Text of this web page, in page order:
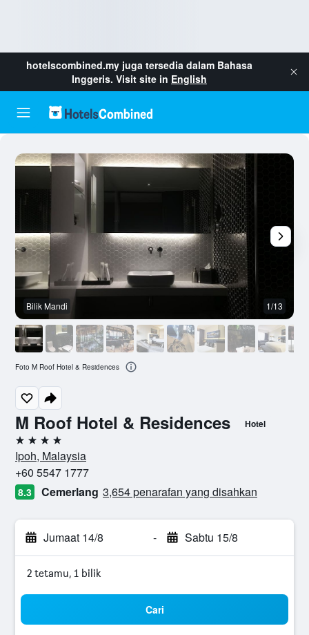
hotelscombined.my juga tersedia dalam Bahasa
Inggeris. Visit site in English
M Roof Hotel & Residences Hotel
4 bintang
Ipoh, Malaysia
+60 5547 1777
8.3 Cemerlang 3,654 penarafan yang disahkan
Jumaat 14/8 - Sabtu 15/8
2 tetamu, 1 bilik
Cari
Bilik Mandi 1/13
Foto M Roof Hotel & Residences